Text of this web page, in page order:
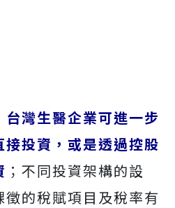
台灣生醫企業可進一步
投資，或是透過控股
；不同投資架構的設
的稅賦項目及稅率有